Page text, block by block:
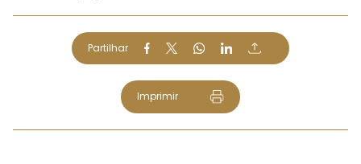
Partilhar
Imprimir